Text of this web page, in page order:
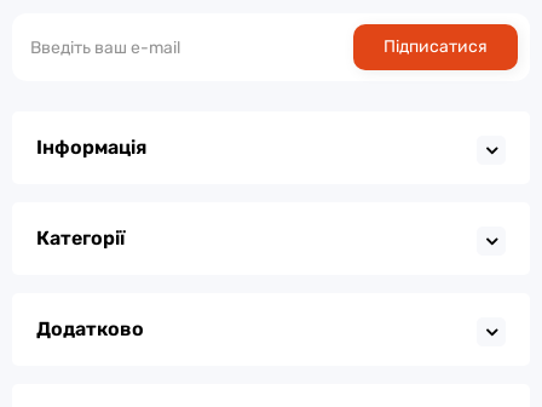
Підписатися
Інформація
Категорії
Додатково